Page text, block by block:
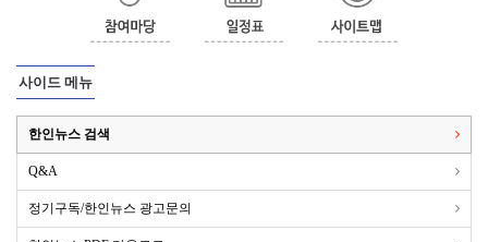
사이드 메뉴
한인뉴스 검색
Q&A
정기구독/한인뉴스 광고문의